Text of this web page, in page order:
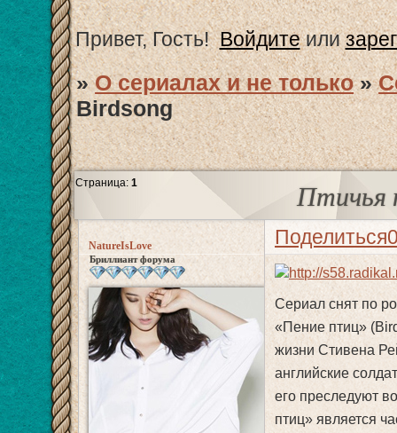
Привет, Гость! Войдитеили
»О сериалах и не только »
Birdsong
Птичья
Страница:1
Поделиться
NatureIsLove
Бриллиант форума
Cериал снят по
«Пение птиц»
жизни Стивена
английские
его преследуют
птиц» является